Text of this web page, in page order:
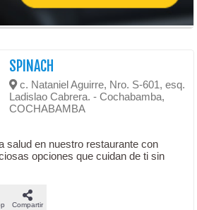
SPINACH
c. Nataniel Aguirre, Nro. S-601, esq.
Ladislao Cabrera. - Cochabamba,
COCHABAMBA
salud en nuestro restaurante con
opciones que cuidan de ti sin
Compartir